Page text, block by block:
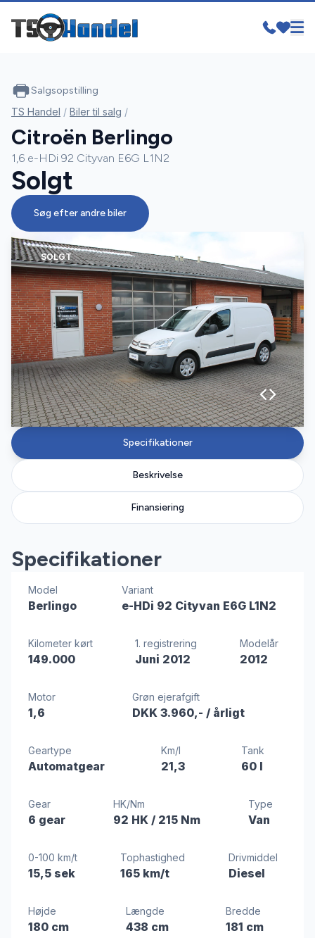
SOLGT
Specifikationer
Beskrivelse
Finansiering
Specifikationer
Model
Berlingo
Variant
e-HDi 92 Cityvan E6G L1N2
Kilometer kørt
149.000
1. registrering
Juni 2012
Modelår
2012
Motor
1,6
Grøn ejerafgift
DKK 3.960,- / årligt
Geartype
Automatgear
Km/l
21,3
Tank
60 l
Gear
6 gear
HK/Nm
92 HK / 215 Nm
Type
Van
0-100 km/t
15,5 sek
Tophastighed
165 km/t
Drivmiddel
Diesel
Højde
180 cm
Længde
438 cm
Bredde
181 cm
Salgsopstilling
TS Handel / Biler til salg /
Citroën Berlingo
1,6 e-HDi 92 Cityvan E6G L1N2
Solgt
Søg efter andre biler